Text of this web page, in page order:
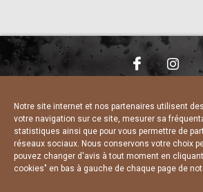
Notre site internet et nos partenaires utilisent
votre navigation sur ce site, mesurer sa
statistiques ainsi que pour vous permettre de
réseaux sociaux. Nous conservons votre choix
pouvez changer d'avis à tout moment en
cookies" en bas à gauche de chaque page de
CHARTE DE CONFIDENTIALITÉ
POLITIQUE D’UTILISATION DES
RÉALISÉ PAR L’AGENCE WEB